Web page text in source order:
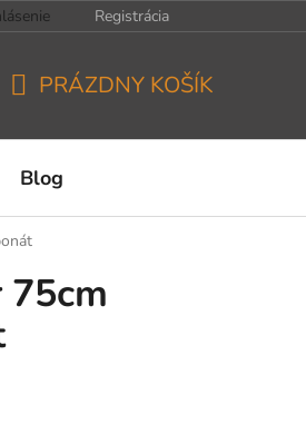
Registrácia
KOŠÍK
PRÁZDNY KOŠÍK
Blog